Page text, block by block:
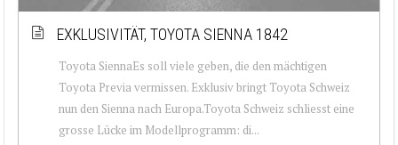
EXKLUSIVITÄT, TOYOTA SIENNA 1842
Toyota SiennaEs soll viele geben, die den mächtigen
Toyota Previa vermissen. Exklusiv bringt Toyota Schweiz
nun den Sienna nach Europa.Toyota Schweiz schliesst eine
grosse Lücke im Modellprogramm: di...